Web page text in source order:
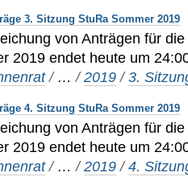
3. Sitzung StuRa Sommer 2019
von Anträgen für
2019 endet heute um
/ …/2019 /3.
4. Sitzung StuRa Sommer 2019
von Anträgen für
2019 endet heute um
/ …/2019 /4.